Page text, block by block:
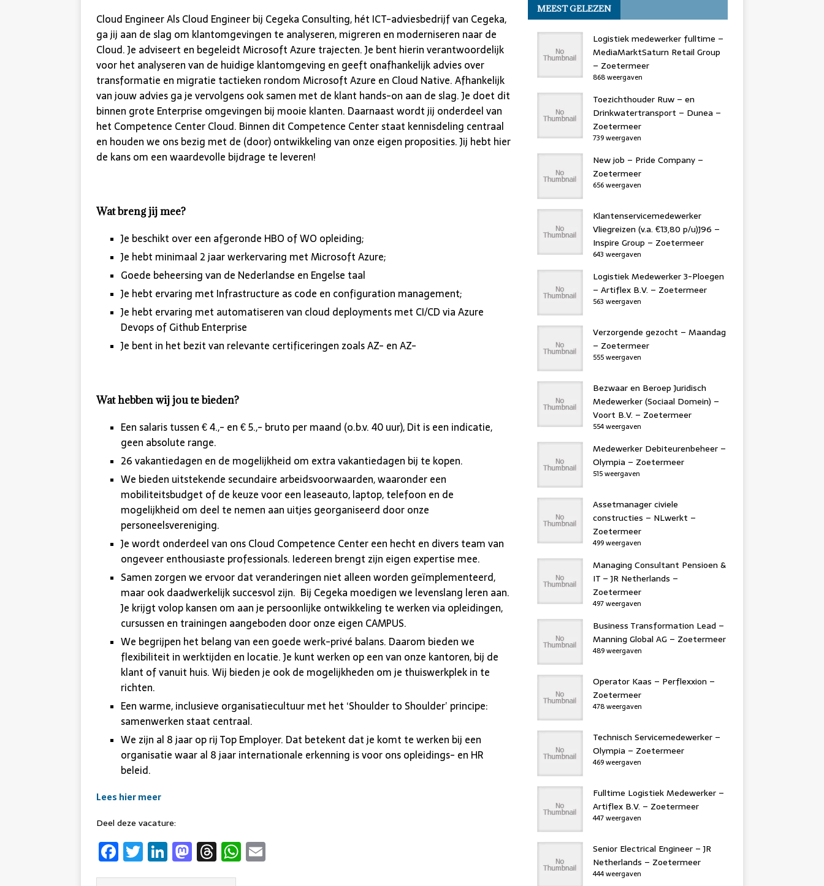
Cloud Engineer Als Cloud Engineer bij Cegeka Consulting, hét ICT-adviesbedrijf van Cegeka,
ga jij aan de slag om klantomgevingen te analyseren, migreren en moderniseren naar de
Cloud. Je adviseert en begeleidt Microsoft Azure trajecten. Je bent hierin verantwoordelijk
voor het analyseren van de huidige klantomgeving en geeft onafhankelijk advies over
transformatie en migratie tactieken rondom Microsoft Azure en Cloud Native. Afhankelijk
van jouw advies ga je vervolgens ook samen met de klant hands-on aan de slag. Je doet dit
binnen grote Enterprise omgevingen bij mooie klanten. Daarnaast wordt jij onderdeel van
het Competence Center Cloud. Binnen dit Competence Center staat kennisdeling centraal
en houden we ons bezig met de (door) ontwikkeling van onze eigen proposities. Jij hebt hier
de kans om een waardevolle bijdrage te leveren!
Wat breng jij mee?
Je beschikt over een afgeronde HBO of WO opleiding;
Je hebt minimaal 2 jaar werkervaring met Microsoft Azure;
Goede beheersing van de Nederlandse en Engelse taal
Je hebt ervaring met Infrastructure as code en configuration management;
Je hebt ervaring met automatiseren van cloud deployments met CI/CD via Azure
Devops of Github Enterprise
Je bent in het bezit van relevante certificeringen zoals AZ- en AZ-
Wat hebben wij jou te bieden?
Een salaris tussen € 4.,- en € 5.,- bruto per maand (o.b.v. 40 uur), Dit is een indicatie,
geen absolute range.
26 vakantiedagen en de mogelijkheid om extra vakantiedagen bij te kopen.
We bieden uitstekende secundaire arbeidsvoorwaarden, waaronder een
mobiliteitsbudget of de keuze voor een leaseauto, laptop, telefoon en de
mogelijkheid om deel te nemen aan uitjes georganiseerd door onze
personeelsvereniging.
Je wordt onderdeel van ons Cloud Competence Center een hecht en divers team van
ongeveer enthousiaste professionals. Iedereen brengt zijn eigen expertise mee.
Samen zorgen we ervoor dat veranderingen niet alleen worden geïmplementeerd,
maar ook daadwerkelijk succesvol zijn. Bij Cegeka moedigen we levenslang leren aan.
Je krijgt volop kansen om aan je persoonlijke ontwikkeling te werken via opleidingen,
cursussen en trainingen aangeboden door onze eigen CAMPUS.
We begrijpen het belang van een goede werk-privé balans. Daarom bieden we
flexibiliteit in werktijden en locatie. Je kunt werken op een van onze kantoren, bij de
klant of vanuit huis. Wij bieden je ook de mogelijkheden om je thuiswerkplek in te
richten.
Een warme, inclusieve organisatiecultuur met het ‘Shoulder to Shoulder’ principe:
samenwerken staat centraal.
We zijn al 8 jaar op rij Top Employer. Dat betekent dat je komt te werken bij een
organisatie waar al 8 jaar internationale erkenning is voor ons opleidings- en HR
beleid.
Lees hier meer
Deel deze vacature:
F
a
T
w
Li
n
M
a
T
h
W
h
MEEST GELEZEN
Logistiek medewerker fulltime –
MediaMarktSaturn Retail Group
– Zoetermeer
868 weergaven
Toezichthouder Ruw – en
Drinkwatertransport – Dunea –
Zoetermeer
739 weergaven
New job – Pride Company –
Zoetermeer
656 weergaven
Klantenservicemedewerker
Vliegreizen (v.a. €13,80 p/u)J96 –
Inspire Group – Zoetermeer
643 weergaven
Logistiek Medewerker 3-Ploegen
– Artiflex B.V. – Zoetermeer
563 weergaven
Verzorgende gezocht – Maandag
– Zoetermeer
555 weergaven
Bezwaar en Beroep Juridisch
Medewerker (Sociaal Domein) –
Voort B.V. – Zoetermeer
554 weergaven
Medewerker Debiteurenbeheer –
Olympia – Zoetermeer
515 weergaven
Assetmanager civiele
constructies – NLwerkt –
Zoetermeer
499 weergaven
Managing Consultant Pensioen &
IT – JR Netherlands –
Zoetermeer
497 weergaven
Business Transformation Lead –
Manning Global AG – Zoetermeer
489 weergaven
Operator Kaas – Perflexxion –
Zoetermeer
478 weergaven
Technisch Servicemedewerker –
Olympia – Zoetermeer
469 weergaven
Fulltime Logistiek Medewerker –
Artiflex B.V. – Zoetermeer
447 weergaven
Senior Electrical Engineer – JR
Netherlands – Zoetermeer
444 weergaven